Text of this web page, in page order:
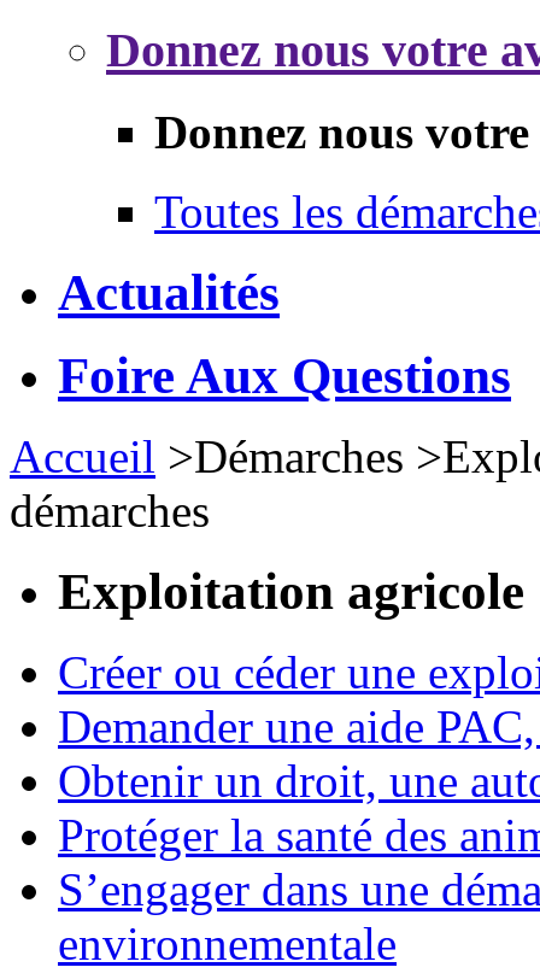
Donnez nous votre
Donnez nous
Toutes les
Actualités
Foire Aux Questions
Accueil >Démarches >
démarches
Exploitation agricole
Créer ou céder une
Demander une aide
Obtenir un droit, une
Protéger la santé des
S’engager dans une
environnementale